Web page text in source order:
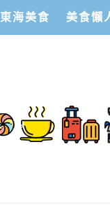
東海美食 美食懶